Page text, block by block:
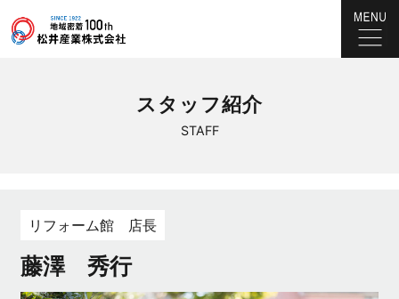
STAFF
スタッフ紹介
リフォーム館 店長
藤澤 秀行